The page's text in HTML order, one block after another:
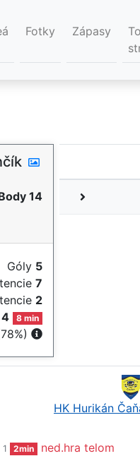
Fotky Zápasy
14
Góly 5
7
2
4 8 min
HK Hurikán
2min ned.hra telom